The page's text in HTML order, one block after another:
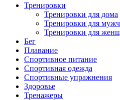
Тренировки
Тренировки для дома
Тренировки для
Тренировки для
Бег
Плавание
Спортивное питание
Спортивная одежда
Спортивные упражнения
Здоровье
Тренажеры